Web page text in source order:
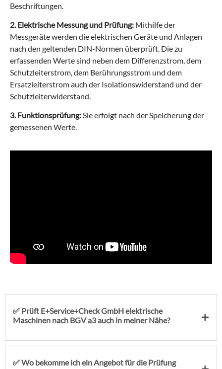
Beschriftungen.
2. Elektrische Messung und Prüfung: Mithilfe der
Messgeräte werden die elektrischen Geräte und Anlagen
nach den geltenden DIN-Normen überprüft. Die zu
erfassenden Werte sind neben dem Differenzstrom, dem
Schutzleiterstrom, dem Berührungsstrom und dem
Ersatzleiterstrom auch der Isolationswiderstand und der
Schutzleiterwiderstand.
3. Funktionsprüfung:Sie erfolgt nach der Speicherung der
gemessenen Werte.
✅ Prüft E+Service+Check GmbH elektrische
Maschinen nach BGV a3 auch in meiner Nähe?
✅ Wo bekomme ich ein Angebot für die Prüfung